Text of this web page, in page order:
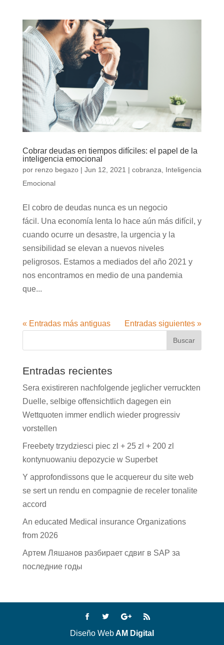
Cobrar deudas en tiempos difíciles: el papel de la
inteligencia emocional
por renzo begazo| Jun 12, 2021 | cobranza
Inteligencia
Emocional
El cobro de deudas nunca es un negocio
fácil. Una economía lenta lo hace aún más difícil, y
cuando ocurre un desastre, la urgencia y la
sensibilidad se elevan a nuevos niveles
peligrosos. Estamos a mediados del año 2021 y
nos encontramos en medio de una pandemia
que...
« Entradas más antiguas Entradas siguientes »
Entradas recientes
Sera existireren nachfolgende jeglicher verruckten
Duelle, selbige offensichtlich dagegen ein
Wettquoten immer endlich wieder progressiv
vorstellen
Freebety trzydziesci piec zl + 25 zl + 200 zl
kontynuowaniu depozycie w Superbet
Y approfondissons que le acquereur du site web
se sert un rendu en compagnie de receler tonalite
accord
An educated Medical insurance Organizations
from 2026
Артем Ляшанов разбирает сдвиг в SAP за
последние годы
Diseño WebAM Digital